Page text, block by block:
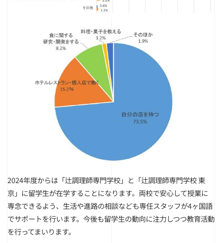
2024年度からは「辻調理師専門学校」と「辻調理師専門学校 東
京」に留学生が在学することになります。両校で安心して授業に
専念できるよう、生活や進路の相談なども専任スタッフが4ヶ国語
でサポートを行います。今後も留学生の動向に注力しつつ教育活動
を行ってまいります。